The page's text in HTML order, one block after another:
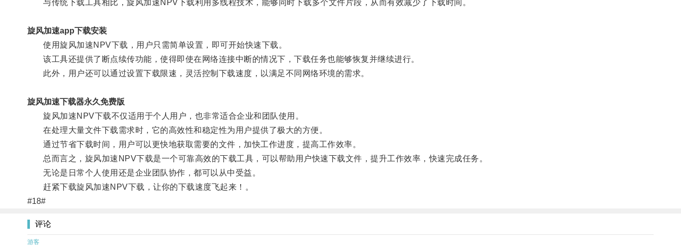
与传统下载工具相比，旋风加速NPV下载利用多线程技术，能够同时下载多个文件片段，从而有效减少了下载时间。
旋风加速app下载安装
使用旋风加速NPV下载，用户只需简单设置，即可开始快速下载。
该工具还提供了断点续传功能，使得即使在网络连接中断的情况下，下载任务也能够恢复并继续进行。
此外，用户还可以通过设置下载限速，灵活控制下载速度，以满足不同网络环境的需求。
旋风加速下载器永久免费版
旋风加速NPV下载不仅适用于个人用户，也非常适合企业和团队使用。
在处理大量文件下载需求时，它的高效性和稳定性为用户提供了极大的方便。
通过节省下载时间，用户可以更快地获取需要的文件，加快工作进度，提高工作效率。
总而言之，旋风加速NPV下载是一个可靠高效的下载工具，可以帮助用户快速下载文件，提升工作效率，快速完成任务。
无论是日常个人使用还是企业团队协作，都可以从中受益。
赶紧下载旋风加速NPV下载，让你的下载速度飞起来！。
#18#
评论
游客